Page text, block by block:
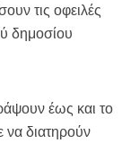
τις οφειλές
δημοσίου
έως και το
να διατηρούν